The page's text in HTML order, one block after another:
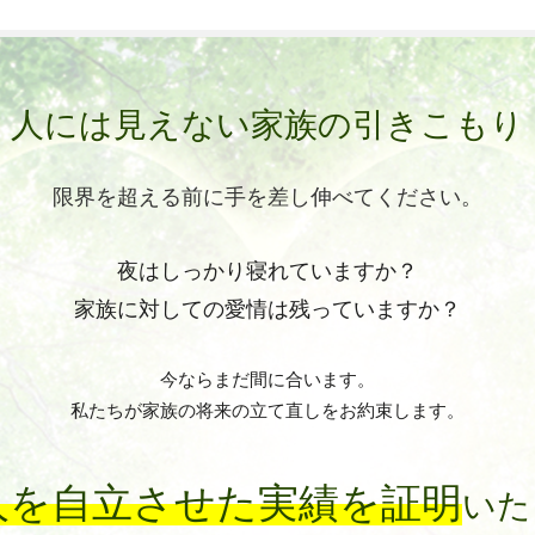
人には見えない家族の引きこもり
限界を超える前に手を差し伸べてください。
夜はしっかり寝れていますか？
家族に対しての愛情は残っていますか？
今ならまだ間に合います。
私たちが家族の将来の立て直しをお約束します。
を自立させた実績を証明い